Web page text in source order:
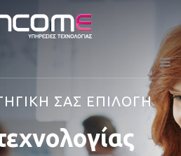
ΣΑΣ ΕΠΙΛΟΓΗ